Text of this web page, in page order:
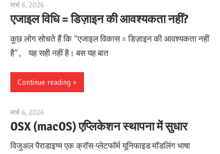
मार्च 6, 2026
एजाइल विधि = डिज़ाइन की आवश्यकता नहीं?
कुछ लोग सोचते हैं कि “एजाइल विकास = डिज़ाइन की आवश्यकता नहीं
है”。 यह सही नहीं है। बस यह बात
Continue reading
मार्च 6, 2026
OSX (macOS) एप्लिकेशन स्थापना में सुधार
विजुअल पैराडाइग्म एक क्रॉस-प्लेटफॉर्म यूनिफाइड मॉडलिंग भाषा